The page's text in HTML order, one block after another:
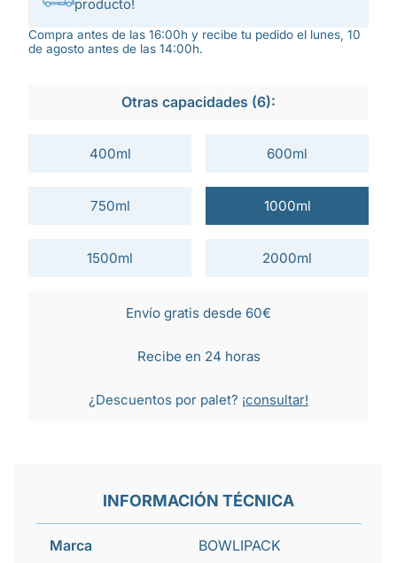
producto!
Compra antes de las 16:00h y recibe tu pedido el lunes, 10
de agosto antes de las 14:00h.
Otras capacidades (6):
400ml 600ml
750ml 1000ml
1500ml 2000ml
Envío gratis desde 60€
Recibe en 24 horas
¿Descuentos por palet? ¡consultar!
INFORMACIÓN TÉCNICA
Marca BOWLIPACK